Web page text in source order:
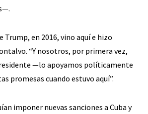
Trump, en 2016, vino aquí e hizo
“Y nosotros, por primera vez,
—lo apoyamos políticamente
promesas cuando estuvo aquí”.
imponer nuevas sanciones a Cuba y